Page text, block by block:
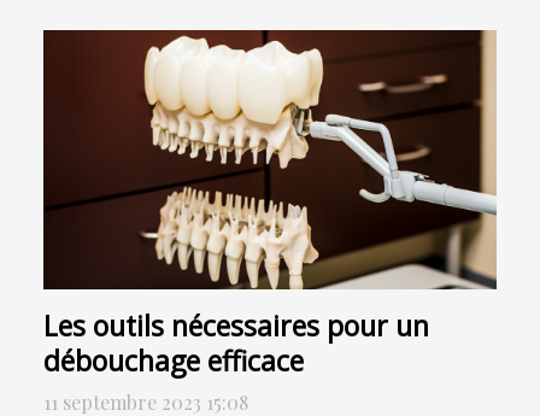
Les outils nécessaires pour un
débouchage efficace
11 septembre 2023 15:08